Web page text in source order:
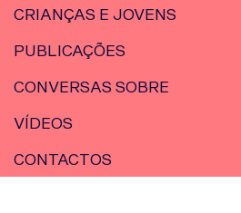
CRIANÇAS E JOVENS
PUBLICAÇÕES
CONVERSAS SOBRE
VÍDEOS
CONTACTOS